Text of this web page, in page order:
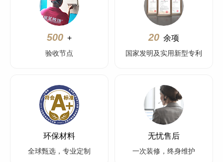
500 +
验收节点
20 余项
国家发明及实用新型专利
环保材料
全球甄选，专业定制
无忧售后
一次装修，终身维护